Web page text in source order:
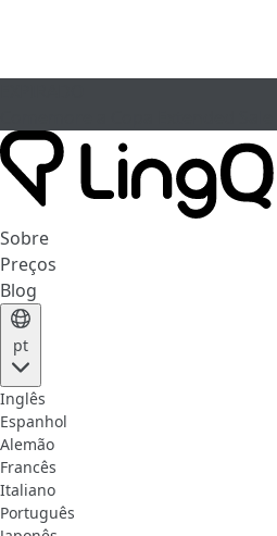
Sobre
Preços
Blog
pt
Inglês
Espanhol
Alemão
Francês
Italiano
Português